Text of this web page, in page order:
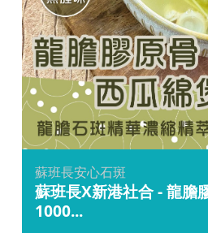
蘇班長安心石斑
蘇班長X新港社合 - 龍膽
1000...